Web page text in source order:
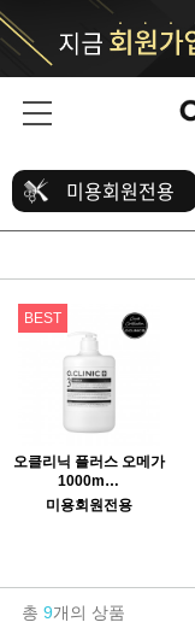
미용회원전용
BEST
오클리닉 플러스 오메가
1000m…
미용회원전용
총 9개의 상품